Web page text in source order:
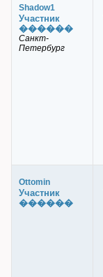
Shadow1
Участник
������
Санкт-
Петербург
Ottomin
Участник
������